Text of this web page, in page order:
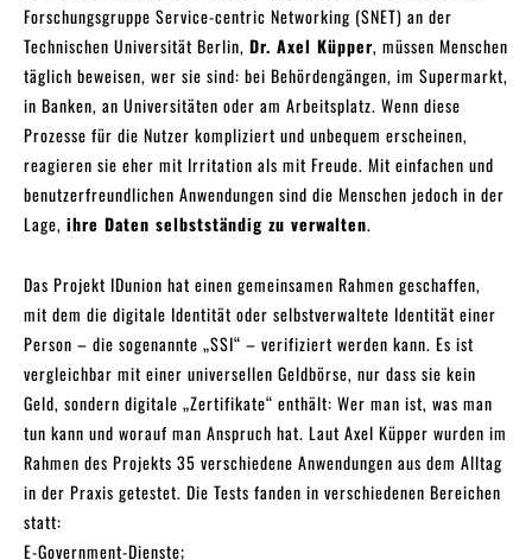
Forschungsgruppe Service-centric Networking (SNET) an der
Technischen Universität Berlin, Dr. Axel Küpper, müssen Menschen
täglich beweisen, wer sie sind: bei Behördengängen, im Supermarkt,
in Banken, an Universitäten oder am Arbeitsplatz. Wenn diese
Prozesse für die Nutzer kompliziert und unbequem erscheinen,
reagieren sie eher mit Irritation als mit Freude. Mit einfachen und
benutzerfreundlichen Anwendungen sind die Menschen jedoch in der
Lage, ihre Daten selbstständig zu verwalten.
Das Projekt IDunion hat einen gemeinsamen Rahmen geschaffen,
mit dem die digitale Identität oder selbstverwaltete Identität einer
Person – die sogenannte „SSI“ – verifiziert werden kann. Es ist
vergleichbar mit einer universellen Geldbörse, nur dass sie kein
Geld, sondern digitale „Zertifikate“ enthält: Wer man ist, was man
tun kann und worauf man Anspruch hat. Laut Axel Küpper wurden im
Rahmen des Projekts 35 verschiedene Anwendungen aus dem Alltag
in der Praxis getestet. Die Tests fanden in verschiedenen Bereichen
statt:
E-Government-Dienste;